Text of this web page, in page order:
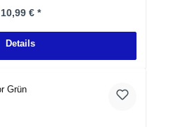
Regulärer Preis:
10,99 € *
Details